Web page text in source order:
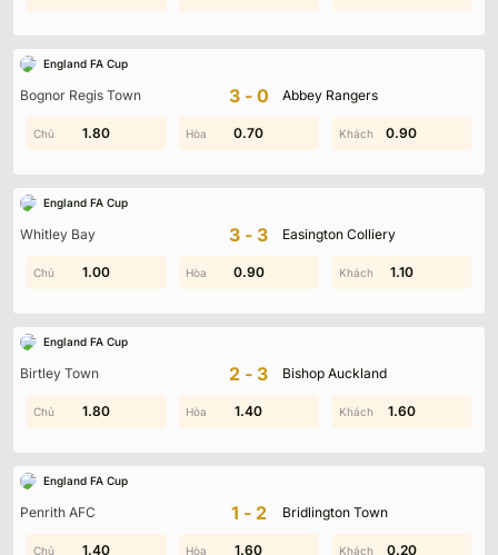
England FA Cup
Bognor Regis Town 3-0 Abbey Rangers
0.70 0.90 1.30
1.80 0.70 0.90
England FA Cup
Whitley Bay 3-3 Easington Colliery
1.00 2.00 0.20
1.00 0.90 1.10
England FA Cup
Birtley Town 2-3 Bishop Auckland
1.50 1.50 0.30
1.80 1.40 1.60
England FA Cup
Penrith AFC 1-2 Bridlington Town
1.10 1.10 1.30
1.40 1.60 0.20